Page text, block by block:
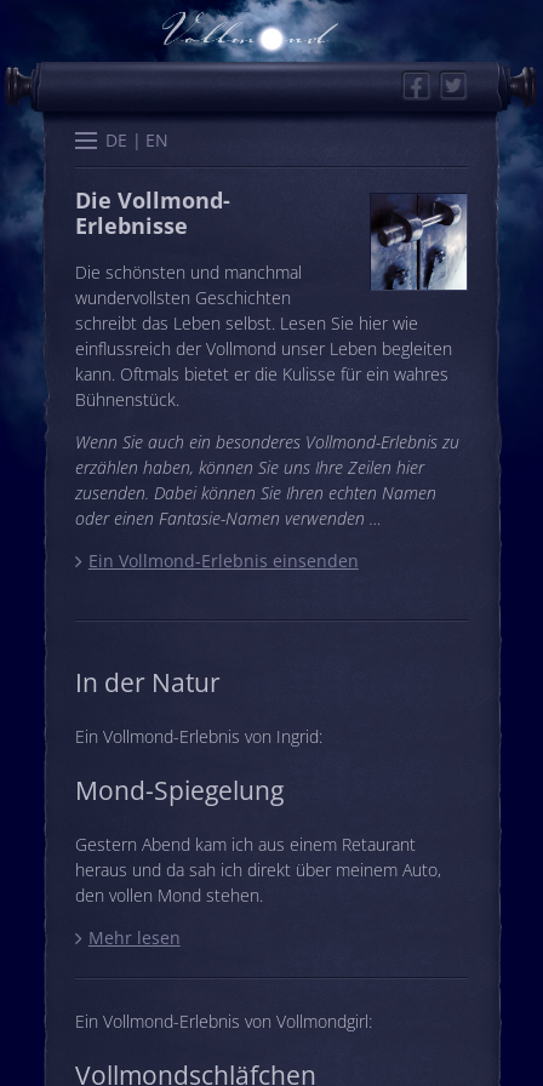
FacebookTwitter
DE EN
Start Kalender Karten
Die Vollmond-
Erlebnisse
Die schönsten und manchmal
wundervollsten Geschichten
schreibt das Leben selbst. Lesen Sie hier wie
einflussreich der Vollmond unser Leben begleiten
kann. Oftmals bietet er die Kulisse für ein wahres
Bühnenstück.
Wenn Sie auch ein besonderes Vollmond-Erlebnis zu
erzählen haben, können Sie uns Ihre Zeilen hier
zusenden. Dabei können Sie Ihren echten Namen
oder einen Fantasie-Namen verwenden …
Ein Vollmond-Erlebnis einsenden
In der Natur
Ein Vollmond-Erlebnis von Ingrid:
Mond-Spiegelung
Gestern Abend kam ich aus einem Retaurant
heraus und da sah ich direkt über meinem Auto,
den vollen Mond stehen.
Mehr lesen
Ein Vollmond-Erlebnis von Vollmondgirl:
Vollmondschläfchen